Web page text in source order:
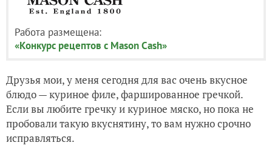
Работа размещена:
«Конкурс рецептов с Mason Cash»
Друзья мои, у меня сегодня для вас очень вкусное
блюдо — куриное филе, фаршированное гречкой.
Если вы любите гречку и куриное мяско, но пока не
пробовали такую вкуснятину, то вам нужно срочно
исправляться.